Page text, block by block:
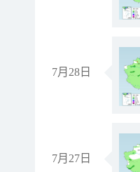
7月28日
7月27日